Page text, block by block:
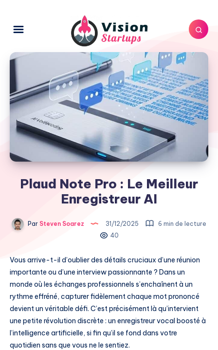
Plaud Note Pro : Le Meilleur
Enregistreur AI
Par Steven Soarez 31/12/2025
6 min de lecture
40
Vous arrive-t-il d’oublier des détails cruciaux d’une réunion
importante ou d’une interview passionnante ? Dans un
monde où les échanges professionnels s’enchaînent à un
rythme effréné, capturer fidèlement chaque mot prononcé
devient un véritable défi. C’est précisément là qu’intervient
une petite révolution discrète : un enregistreur vocal boosté à
l’intelligence artificielle, si fin qu’il se fond dans votre
quotidien sans que vous ne le sentiez.